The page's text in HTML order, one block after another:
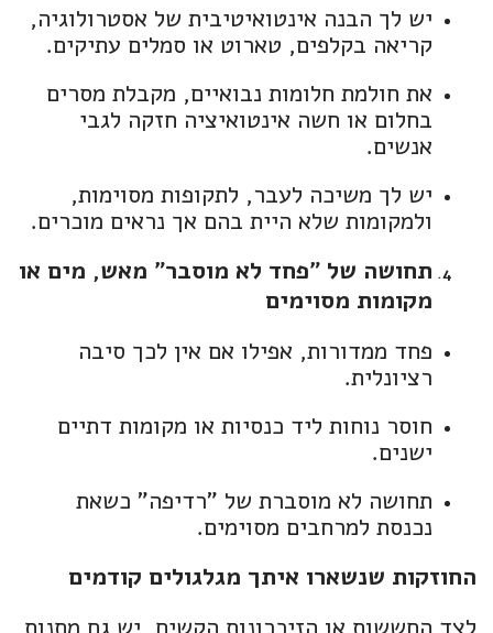
יש לך הבנה אינטואיטיבית של אסטרולוגיה,
קריאה בקלפים, טארוט או סמלים עתיקים.
את חולמת חלומות נבואיים, מקבלת מסרים
בחלום או חשה אינטואיציה חזקה לגבי
אנשים.
יש לך משיכה לעבר, לתקופות מסוימות,
ולמקומות שלא היית בהם אך נראים מוכרים.
תחושה של "פחד לא מוסבר" מאש, מים או
מקומות מסוימים
פחד ממדורות, אפילו אם אין לכך סיבה
רציונלית.
חוסר נוחות ליד כנסיות או מקומות דתיים
ישנים.
תחושה לא מוסברת של "רדיפה" כשאת
נכנסת למרחבים מסוימים.
החוזקות שנשארו איתך מגלגולים קודמים